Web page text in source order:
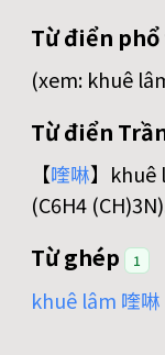
Từ điển
(xem: khuê
Từ điển
【喹啉】khuê
(C6H4
Từ ghép 1
khuê lâm 喹啉